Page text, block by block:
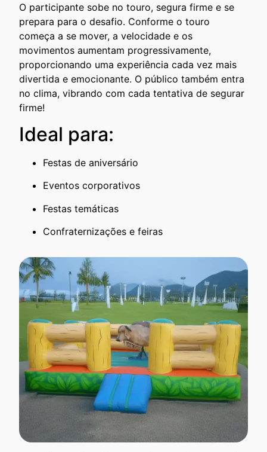
O participante sobe no touro, segura firme e se
prepara para o desafio. Conforme o touro
começa a se mover, a velocidade e os
movimentos aumentam progressivamente,
proporcionando uma experiência cada vez mais
divertida e emocionante. O público também entra
no clima, vibrando com cada tentativa de segurar
firme!
Ideal para:
Festas de aniversário
Eventos corporativos
Festas temáticas
Confraternizações e feiras